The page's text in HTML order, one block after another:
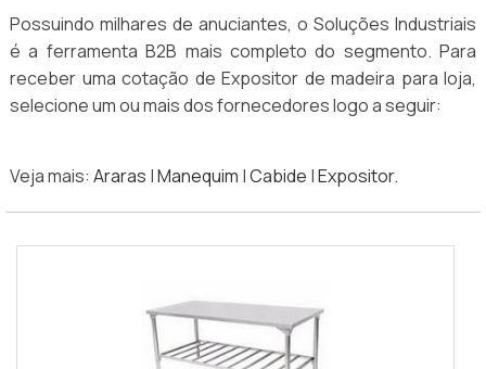
Possuindo milhares de anuciantes, o Soluções Industriais
é a ferramenta B2B mais completo do segmento. Para
receber uma cotação de Expositor de madeira para loja,
selecione um ou mais dos fornecedores logo a seguir:
Veja mais: Araras |Manequim |Cabide |Expositor.